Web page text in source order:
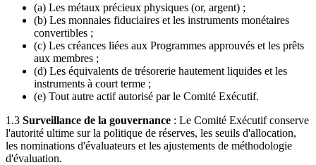
(a) Les métaux précieux physiques (or, argent) ;
(b) Les monnaies fiduciaires et les instruments monétaires
convertibles ;
(c) Les créances liées aux Programmes approuvés et les prêts
aux membres ;
(d) Les équivalents de trésorerie hautement liquides et les
instruments à court terme ;
(e) Tout autre actif autorisé par le Comité Exécutif.
1.3 Surveillance de la gouvernance : Le Comité Exécutif conserve
l'autorité ultime sur la politique de réserves, les seuils d'allocation,
les nominations d'évaluateurs et les ajustements de méthodologie
d'évaluation.